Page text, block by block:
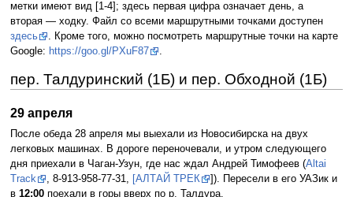
метки имеют вид [1-4]; здесь первая цифра означает день, а
вторая — ходку. Файл со всеми маршрутными точками доступен
здесь
. Кроме того, можно посмотреть маршрутные точки на карте
Google: https://goo.gl/PXuF87 .
пер. Талдуринский (1Б) и пер. Обходной (1Б)
29 апреля
После обеда 28 апреля мы выехали из Новосибирска на двух
легковых машинах. В дороге переночевали, и утром следующего
дня приехали в Чаган-Узун, где нас ждал Андрей Тимофеев (Altai
Track
, 8-913-958-77-31, [АЛТАЙ ТРЕК
]). Пересели в его УАЗик и
в 12:00поехали в горы вверх по р. Талдура.